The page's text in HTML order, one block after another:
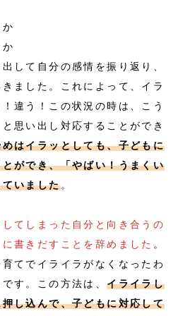
して自分の感情を振り返り、
ました。これによって、イラ
違う！この状況の時は、こう
思い出し対応することができ
めはイラッとしても、子どもに
ができ、「やばい！うまくい
いました。
してしまった自分と向き合うの
書きだすことを辞めました 。
てでイライラがなくなったわ
す。この方法は、イライラし
し込んで、子どもに対応して